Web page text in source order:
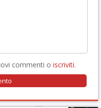
commenti o iscriviti.